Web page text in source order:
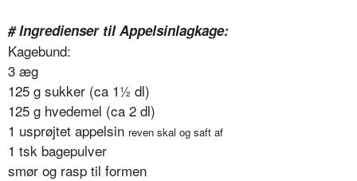
# Ingredienser til Appelsinlagkage:
Kagebund:
3 æg
125 g sukker (ca 1½ dl)
125 g hvedemel (ca 2 dl)
1 usprøjtet appelsin reven skal og saft af
1 tsk bagepulver
smør og rasp til formen